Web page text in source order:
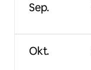
Sep.
Okt.